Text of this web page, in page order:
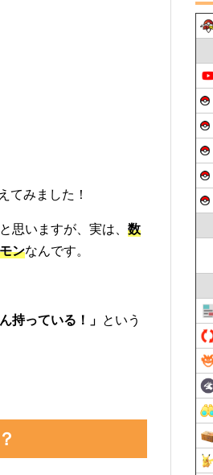
てみました！
思いますが、実は、 数
ンなんです。
持っている！」 という